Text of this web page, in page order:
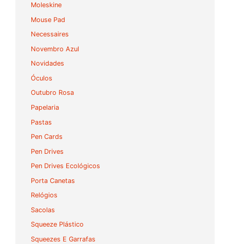
Moleskine
Mouse Pad
Necessaires
Novembro Azul
Novidades
Óculos
Outubro Rosa
Papelaria
Pastas
Pen Cards
Pen Drives
Pen Drives Ecológicos
Porta Canetas
Relógios
Sacolas
Squeeze Plástico
Squeezes E Garrafas